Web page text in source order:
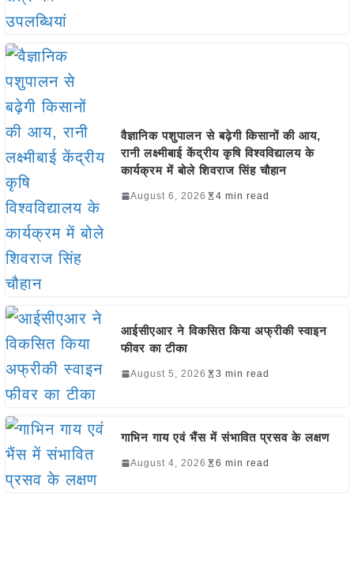
वैज्ञानिक पशुपालन से बढ़ेगी किसानों की आय,
रानी लक्ष्मीबाई केंद्रीय कृषि विश्वविद्यालय के
कार्यक्रम में बोले शिवराज सिंह चौहान
August 6, 2026 4 min read
आईसीएआर ने विकसित किया अफ्रीकी स्वाइन
फीवर का टीका
August 5, 2026 3 min read
गाभिन गाय एवं भैंस में संभावित प्रसव के लक्षण
August 4, 2026 6 min read